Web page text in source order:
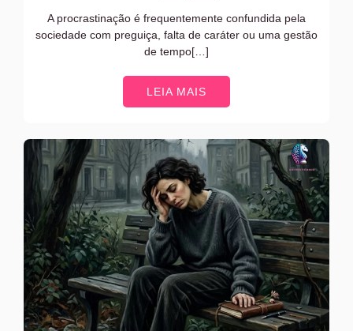
A procrastinação é frequentemente confundida pela
sociedade com preguiça, falta de caráter ou uma gestão
de tempo[…]
LEIA MAIS